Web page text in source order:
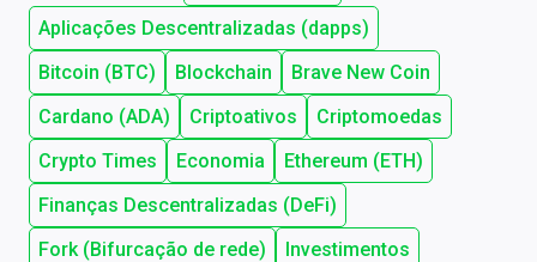
Aplicações Descentralizadas (dapps)
Bitcoin (BTC)
Blockchain
Brave New Coin
Cardano (ADA)
Criptoativos
Criptomoedas
Crypto Times
Economia
Ethereum (ETH)
Finanças Descentralizadas (DeFi)
Fork (Bifurcação de rede)
Investimentos